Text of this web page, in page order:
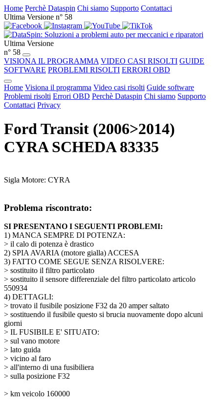
Home Perchè Dataspin Chi siamo Supporto Contattaci
Ultima Versione n° 58
Ultima Versione
n° 58
VISIONA IL PROGRAMMA VIDEO CASI RISOLTI GUIDE
SOFTWARE PROBLEMI RISOLTI ERRORI OBD
Home Visiona il programma Video casi risolti Guide software
Problemi risolti Errori OBD Perchè Dataspin Chi siamo Supporto
Contattaci Privacy
Ford Transit (2006>2014)
CYRA SCHEDA 83335
Sigla Motore: CYRA
Problema riscontrato:
SI PRESENTANO I SEGUENTI PROBLEMI:
1) MANCA SEMPRE DI POTENZA:
> il calo di potenza è drastico
2) SPIA AVARIA (motore gialla) ACCESA
3) FATTO COME SEGUE SENZA RISOLVERE:
> sostituito il filtro particolato
> sostituito il sensore differenziale del filtro particolato articolo
550934
4) DETTAGLI:
> trovato il fusibile posizione F32 da 20 amper saltato
> sostituendo il fusibile questo si brucia nuovamente dopo alcuni
giorni
> IL FUSIBILE E' SITUATO:
> sul vano motore
> lato guida
> vicino al faro
> all'interno di una fusibiliera
> sulla posizione F32
> km veicolo 160000